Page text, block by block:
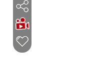
تتضمن فلل فاخرة
راقية بأسعار
مناسبة ، حيث يبلغ متوسط سعر الفلة ما يقارب 1,500,324